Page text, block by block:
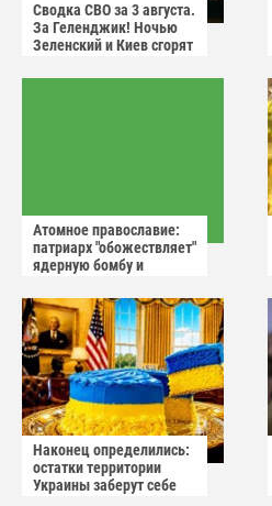
Сводка СВО за 3 августа.
За Геленджик! Ночью
Зеленский и Киев сгорят
Атомное православие:
патриарх "обожествляет"
ядерную бомбу и
"апокалиптических
сценариев"
Наконец определились:
остатки территории
Украины заберут себе